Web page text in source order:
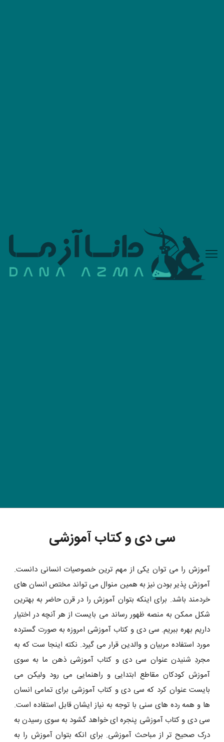
سی دی و کتاب آموزشی
آموزش را می توان یکی از مهم ترین خصوصیات انسانی دانست.
آموزش پذیر بودن نیز به همین منوال می تواند مختص انسان های
خردمند باشد. برای اینکه بتوان آموزش را در قرن حاضر به بهترین
شکل ممکن به منصه ظهور رساند می بایست از هر آنچه در اختیار
داریم بهره ببریم. سی دی و کتاب آموزشی امروزه به صورت گسترده
مورد استفاده مربیان و والدین قرار می گیرد. نکته اینجا ست که به
مجردِ شنیدن عنوان سی دی و کتاب آموزشی ذهن ما به سوی
آموزش کودکان مقاطع ابتدایی و راهنمایی می رود ولیکن می
بایست عنوان کرد که سی دی و کتاب آموزشی برای تمامی انسان
ها و همه رده های سنی با توجه به نیاز ایشان قابل استفاده است.
سی دی و کتاب آموزشی پنجره ای خواهد گشود به سوی رسیدن به
درک صحیح تر از مباحث آموزشی. برای انکه بتوان آموزش را به